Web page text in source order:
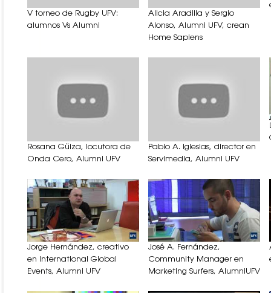
V torneo de Rugby UFV:
alumnos Vs Alumni
Alicia Aradilla y Sergio
Alonso, Alumni UFV, crean
Home Sapiens
Rosana Güiza, locutora de
Onda Cero, Alumni UFV
Pablo A. Iglesias, director en
Servimedia, Alumni UFV
Jorge Hernández, creativo
en International Global
Events, Alumni UFV
José A. Fernández,
Community Manager en
Marketing Surfers, AlumniUFV